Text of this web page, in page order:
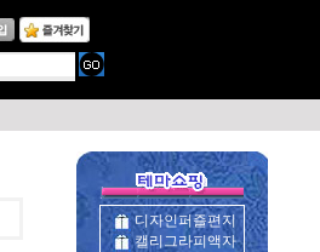
디자인퍼즐편지
캘리그라피액자